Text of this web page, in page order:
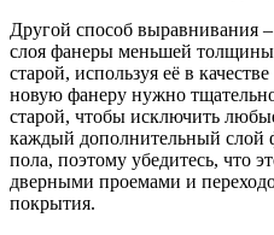
Другой способ выравнивания
слоя фанеры меньшей
старой, используя её в
новую фанеру нужно
старой, чтобы исключить
каждый дополнительный слой
пола, поэтому убедитесь, что
дверными проемами и
покрытия.